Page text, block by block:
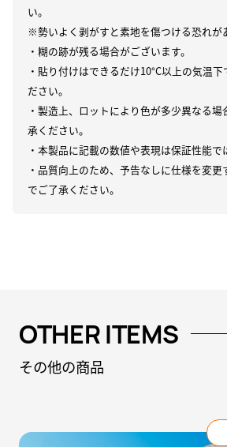
い。
※勢いよく剥がすと素地を傷つける恐れが
・糊の跡が残る場合がございます。
・貼り付けはできるだけ10°C以上の気温
ださい。
・製造上、ロットにより色が多少異なる
承ください。
・本製品に記載の数値や表現は保証性能で
・品質向上のため、予告なしに仕様を変
でご了承ください。
OTHER ITEMS
その他の商品